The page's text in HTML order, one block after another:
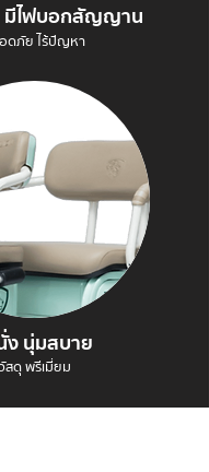
มีไฟบอกสัญญาน
ดภัย ไร้ปัญหา
ง นุ่มสบาย
สดุ พรีเมี่ยม